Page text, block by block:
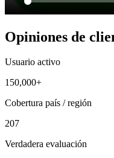
Opiniones de
Usuario activo
150,000+
Cobertura país / región
207
Verdadera evaluación